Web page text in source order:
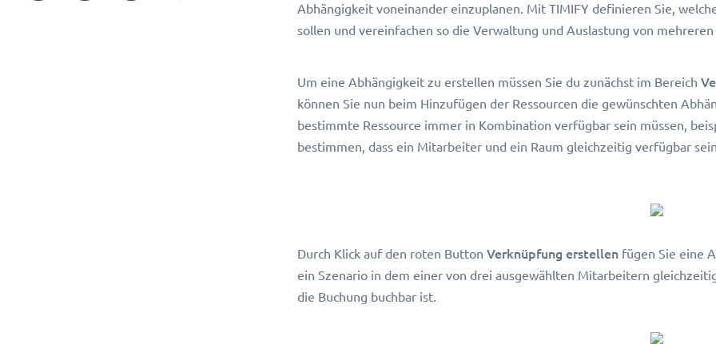
Abhängigkeit voneinander einzuplanen. Mit TIMIFY definieren Sie,
sollen und vereinfachen so die Verwaltung und Auslastung von mehreren
Um eine Abhängigkeit zu erstellen müssen Sie du zunächst im Bereich
können Sie nun beim Hinzufügen der Ressourcen die gewünschten
bestimmte Ressource immer in Kombination verfügbar sein müssen,
bestimmen, dass ein Mitarbeiter und ein Raum gleichzeitig verfügbar
Durch Klick auf den roten Button Verknüpfung erstellenfügen Sie eine
ein Szenario in dem einer von drei ausgewählten Mitarbeitern
die Buchung buchbar ist.